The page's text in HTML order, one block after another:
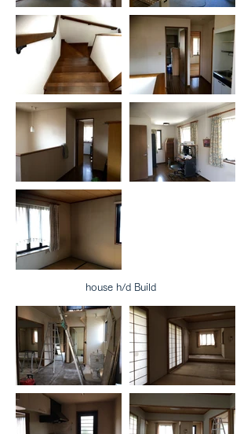
house h/d Build